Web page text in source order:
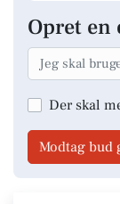
Opret en
Der skal
Modtag bud